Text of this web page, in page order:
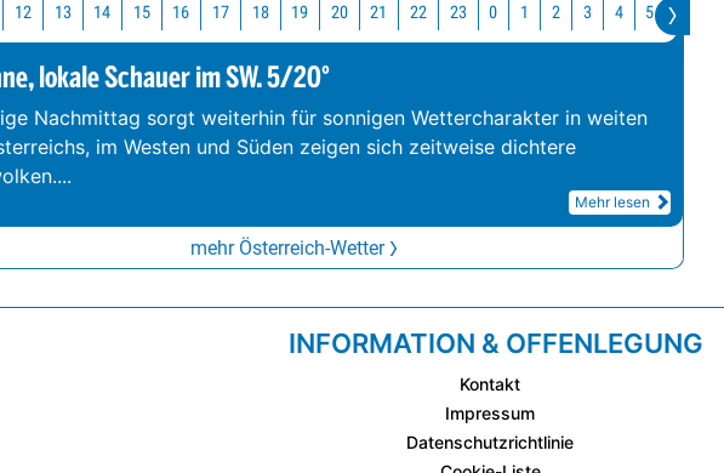
12 13 14 15 16 17 18 19 20 21 22 23 0 1 2 3 4 5
lokale Schauer im SW. 5/20°
Nachmittag sorgt weiterhin für sonnigen Wettercharakter in weiten
im Westen und Süden zeigen sich zeitweise dichtere
...
Mehr lesen
mehr Österreich-Wetter
INFORMATION & OFFENLEGUNG
Kontakt
Impressum
Datenschutzrichtlinie